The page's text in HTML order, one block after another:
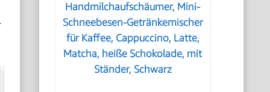
Handmilchaufschäumer, Mini-
Schneebesen-Getränkemischer
für Kaffee, Cappuccino, Latte,
Matcha, heiße Schokolade, mit
Ständer, Schwarz